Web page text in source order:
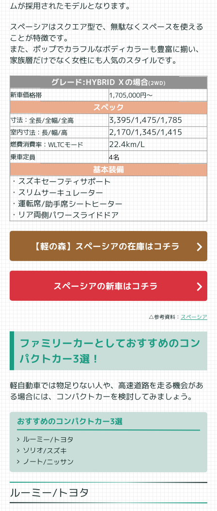
ムが採用されたモデルとなります。
スペーシアはスクエア型で、無駄なくスペースを使える
ことが特徴です。
また、ポップでカラフルなボディカラーも豊富に揃い、
家族層だけでなく女性にも人気のスタイルです。
グレード:HYBRID Ｘの場合(2WD)
新車価格帯 1,705,000円～
スペック
寸法：全長/全幅/全高 3,395/1,475/1,785
室内寸法：長/幅/高 2,170/1,345/1,415
燃費消費率：WLTCモード 22.4km/L
乗車定員 4名
基本装備
・スズキセーフティサポート
・スリムサーキュレーター
・運転席/助手席シートヒーター
・リア両側パワースライドドア
【軽の森】スペーシアの在庫はコチラ
スペーシアの新車はコチラ
△参考資料： スペーシア
ファミリーカーとしておすすめのコン
パクトカー3選！
軽自動車では物足りない人や、高速道路を走る機会があ
る場合には、コンパクトカーを検討してみましょう。
おすすめのコンパクトカー3選
ルーミー/トヨタ
ソリオ/スズキ
ノート/ニッサン
ルーミー/トヨタ